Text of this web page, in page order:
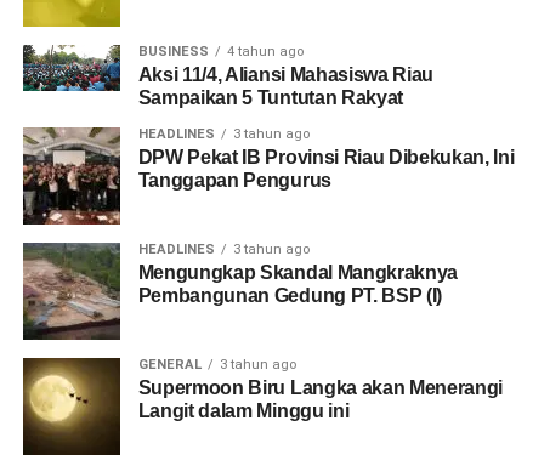
BUSINESS 4 tahun ago
Aksi 11/4, Aliansi Mahasiswa Riau
Sampaikan 5 Tuntutan Rakyat
HEADLINES 3 tahun ago
DPW Pekat IB Provinsi Riau Dibekukan, Ini
Tanggapan Pengurus
HEADLINES 3 tahun ago
Mengungkap Skandal Mangkraknya
Pembangunan Gedung PT. BSP (I)
GENERAL 3 tahun ago
Supermoon Biru Langka akan Menerangi
Langit dalam Minggu ini